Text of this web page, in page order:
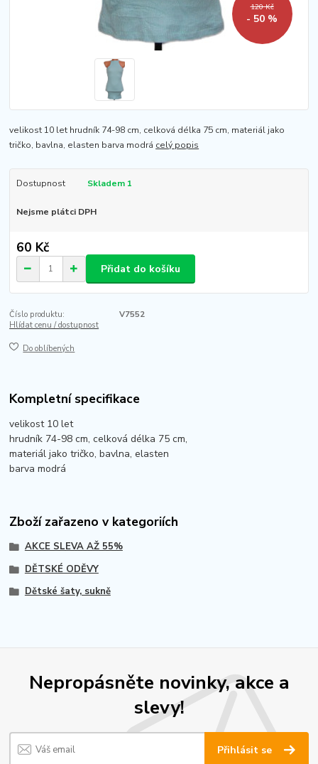
120 Kč
- 50 %
velikost 10 let hrudník 74-98 cm, celková délka 75 cm, materiál jako
tričko, bavlna, elasten barva modrá celý popis
Dostupnost Skladem 1
Nejsme plátci DPH
60 Kč
Přidat do košíku
Číslo produktu:
V7552
Hlídat cenu / dostupnost
Do oblíbených
Kompletní specifikace
velikost 10 let
hrudník 74-98 cm, celková délka 75 cm,
materiál jako tričko, bavlna, elasten
barva modrá
Zboží zařazeno v kategoriích
AKCE SLEVA AŽ 55%
DĚTSKÉ ODĚVY
Dětské šaty, sukně
Nepropásněte novinky, akce a
slevy!
Přihlásit se